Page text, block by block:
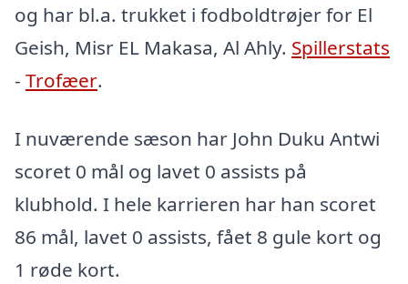
og har bl.a. trukket i fodboldtrøjer for El
Geish, Misr EL Makasa, Al Ahly. Spillerstats
- Trofæer.
I nuværende sæson har John Duku Antwi
scoret 0 mål og lavet 0 assists på
klubhold. I hele karrieren har han scoret
86 mål, lavet 0 assists, fået 8 gule kort og
1 røde kort.